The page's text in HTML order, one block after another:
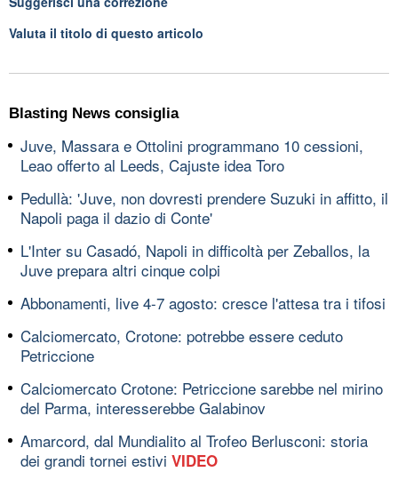
Valuta il titolo di questo articolo
Blasting News consiglia
Juve, Massara e Ottolini programmano 10 cessioni,
Leao offerto al Leeds, Cajuste idea Toro
Pedullà: 'Juve, non dovresti prendere Suzuki in affitto, il
Napoli paga il dazio di Conte'
L'Inter su Casadó, Napoli in difficoltà per Zeballos, la
Juve prepara altri cinque colpi
Abbonamenti, live 4-7 agosto: cresce l'attesa tra i tifosi
Calciomercato, Crotone: potrebbe essere ceduto
Petriccione
Calciomercato Crotone: Petriccione sarebbe nel mirino
del Parma, interesserebbe Galabinov
Amarcord, dal Mundialito al Trofeo Berlusconi: storia
dei grandi tornei estivi VIDEO